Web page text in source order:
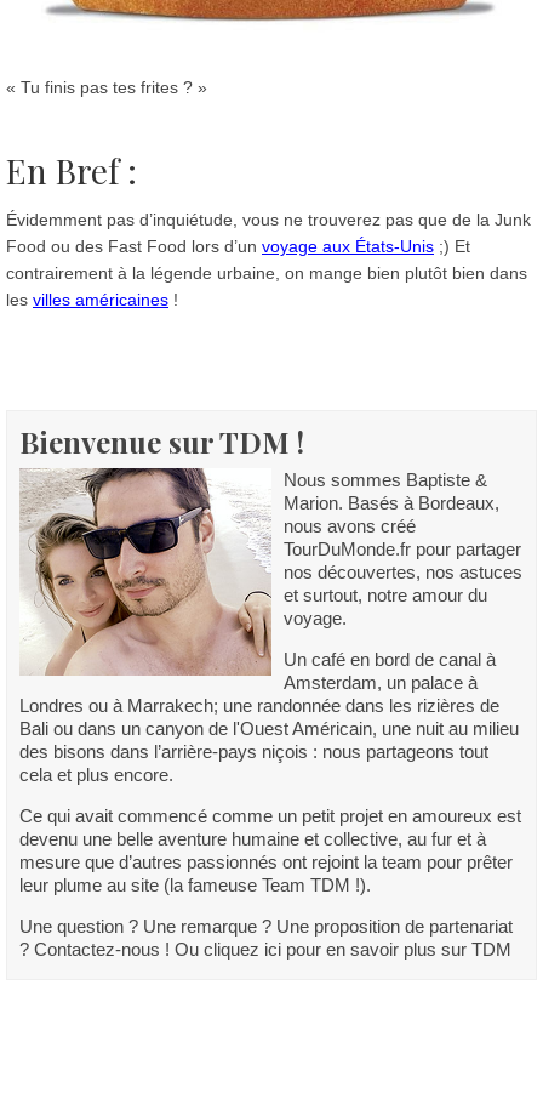
« Tu finis pas tes frites ? »
En Bref :
Évidemment pas d’inquiétude, vous ne trouverez pas que de la Junk
Food ou des Fast Food lors d’un voyage aux États-Unis ;) Et
contrairement à la légende urbaine, on mange bien plutôt bien dans
les villes américaines !
Bienvenue sur TDM !
Nous sommes Baptiste &
Marion. Basés à Bordeaux,
nous avons créé
TourDuMonde.fr pour partager
nos découvertes, nos astuces
et surtout, notre amour du
voyage.
Un café en bord de canal à
Amsterdam, un palace à
Londres ou à Marrakech; une randonnée dans les rizières de
Bali ou dans un canyon de l'Ouest Américain, une nuit au milieu
des bisons dans l’arrière-pays niçois : nous partageons tout
cela et plus encore.
Ce qui avait commencé comme un petit projet en amoureux est
devenu une belle aventure humaine et collective, au fur et à
mesure que d’autres passionnés ont rejoint la team pour prêter
leur plume au site (la fameuse Team TDM !).
Une question ? Une remarque ? Une proposition de partenariat
? Contactez-nous ! Ou cliquez ici pour en savoir plus sur TDM